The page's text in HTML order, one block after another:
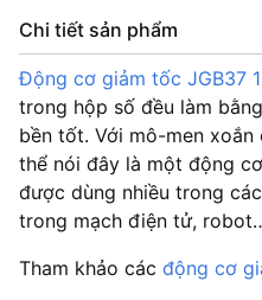
Chi tiết sản phẩm
Động cơ giảm tốc JGB37
trong hộp số đều làm
bền tốt. Với mô-men
thể nói đây là một động
được dùng nhiều trong
trong mạch điện tử,
Tham khảo các động cơ